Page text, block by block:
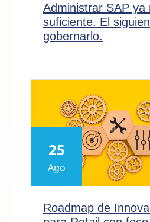
Administrar SAP ya
suficiente. El
gobernarlo.
25
Ago
Roadmap de